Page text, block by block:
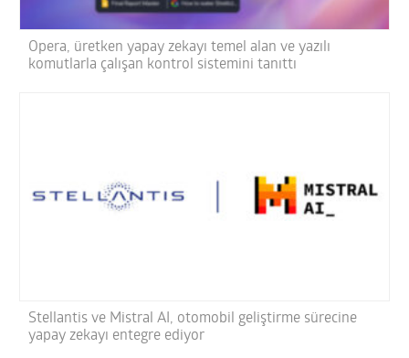
Opera, üretken yapay zekayı temel alan ve yazılı
komutlarla çalışan kontrol sistemini tanıttı
Stellantis ve Mistral AI, otomobil geliştirme sürecine
yapay zekayı entegre ediyor